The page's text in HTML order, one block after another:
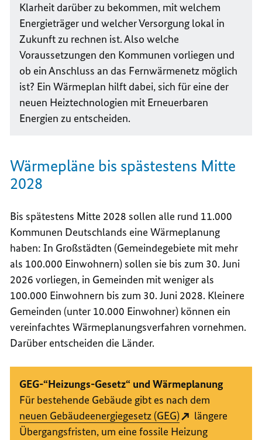
Klarheit darüber zu bekommen, mit welchem
Energieträger und welcher Versorgung lokal in
Zukunft zu rechnen ist. Also welche
Voraussetzungen den Kommunen vorliegen und
ob ein Anschluss an das Fernwärmenetz möglich
ist? Ein Wärmeplan hilft dabei, sich für eine der
neuen Heiztechnologien mit Erneuerbaren
Energien zu entscheiden.
Wärmepläne bis spästestens Mitte
2028
Bis spätestens Mitte 2028 sollen alle rund 11.000
Kommunen Deutschlands eine Wärmeplanung
haben: In Großstädten (Gemeindegebiete mit mehr
als 100.000 Einwohnern) sollen sie bis zum 30. Juni
2026 vorliegen, in Gemeinden mit weniger als
100.000 Einwohnern bis zum 30. Juni 2028. Kleinere
Gemeinden (unter 10.000 Einwohner) können ein
vereinfachtes Wärmeplanungsverfahren vornehmen.
Darüber entscheiden die Länder.
GEG-“Heizungs-Gesetz“ und Wärmeplanung
Für bestehende Gebäude gibt es nach dem
neuen Gebäudeenergiegesetz (GEG)
längere
Übergangsfristen, um eine fossile Heizung